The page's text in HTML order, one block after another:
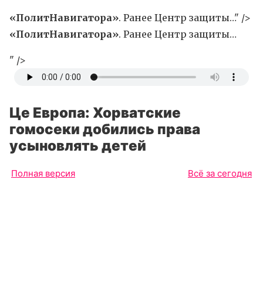
«ПолитНавигатора». Ранее Центр защиты…" />
«ПолитНавигатора». Ранее Центр защиты…
" />
Це Европа: Хорватские
гомосеки добились права
усыновлять детей
Полная версия Всё за сегодня